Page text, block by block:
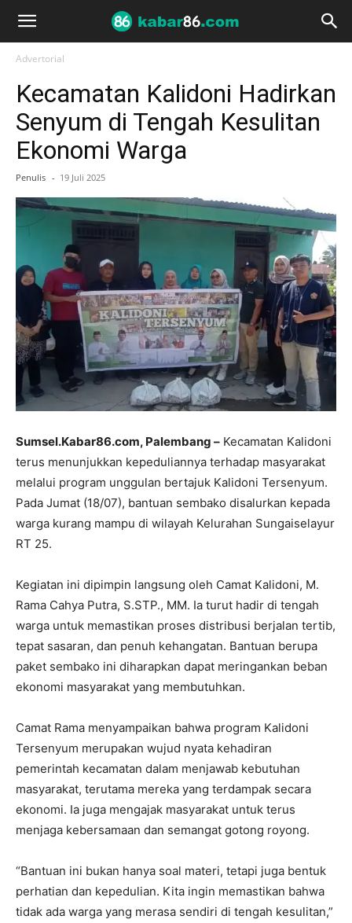
Advertorial
Kecamatan Kalidoni Hadirkan
Senyum di Tengah Kesulitan
Ekonomi Warga
Penulis - 19 Juli 2025
Sumsel.Kabar86.com, Palembang – Kecamatan Kalidoni
terus menunjukkan kepeduliannya terhadap masyarakat
melalui program unggulan bertajuk Kalidoni Tersenyum.
Pada Jumat (18/07), bantuan sembako disalurkan kepada
warga kurang mampu di wilayah Kelurahan Sungaiselayur
RT 25.
Kegiatan ini dipimpin langsung oleh Camat Kalidoni, M.
Rama Cahya Putra, S.STP., MM. Ia turut hadir di tengah
warga untuk memastikan proses distribusi berjalan tertib,
tepat sasaran, dan penuh kehangatan. Bantuan berupa
paket sembako ini diharapkan dapat meringankan beban
ekonomi masyarakat yang membutuhkan.
Camat Rama menyampaikan bahwa program Kalidoni
Tersenyum merupakan wujud nyata kehadiran
pemerintah kecamatan dalam menjawab kebutuhan
masyarakat, terutama mereka yang terdampak secara
ekonomi. Ia juga mengajak masyarakat untuk terus
menjaga kebersamaan dan semangat gotong royong.
“Bantuan ini bukan hanya soal materi, tetapi juga bentuk
perhatian dan kepedulian. Kita ingin memastikan bahwa
tidak ada warga yang merasa sendiri di tengah kesulitan,”